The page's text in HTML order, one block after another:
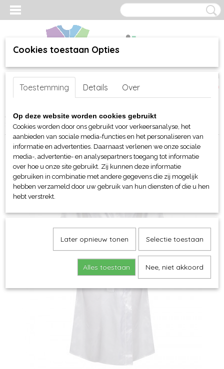
Inloggen Registreren
(0)
Home >webshop>Bed-, Bad-, Keuken en Tafellinnen
> TC dames satijnen badjas
Cookies toestaan Opties
Toestemming Details Over
Op deze website worden cookies gebruikt
Cookies worden door ons gebruikt voor verkeersanalyse, het
aanbieden van sociale media-functies en het personaliseren van
informatie en advertenties. Daarnaast verlenen we onze sociale
media-, advertentie- en analysepartners toegang tot informatie
over hoe u onze site gebruikt. Zij kunnen deze informatie
gebruiken in combinatie met andere gegevens die zij mogelijk
hebben verzameld door uw gebruik van hun diensten of die u hen
hebt verstrekt.
Later opnieuw tonen Selectie toestaan
Alles toestaan Nee, niet akkoord